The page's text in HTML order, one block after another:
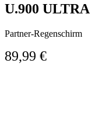
U.900
Partner-Regenschirm
89,99 €